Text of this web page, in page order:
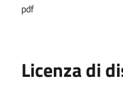
pdf
Licenza di